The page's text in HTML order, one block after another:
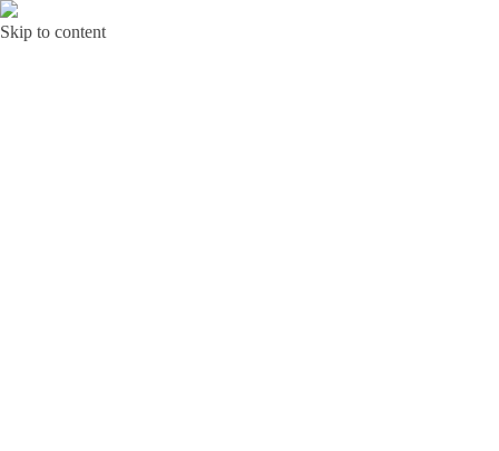
Skip to content